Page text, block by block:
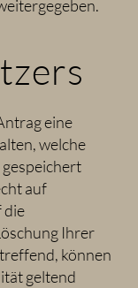
eine
welche
auf
die
Ihrer
können
geltend